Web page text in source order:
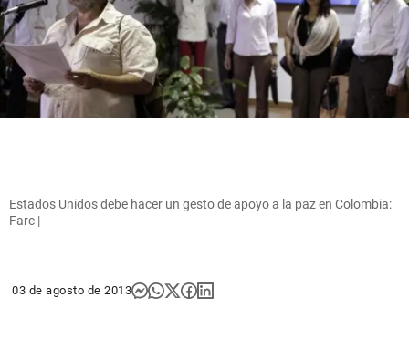
Estados Unidos debe hacer un gesto de apoyo a la paz en Colombia:
Farc |
03 de agosto de 2013